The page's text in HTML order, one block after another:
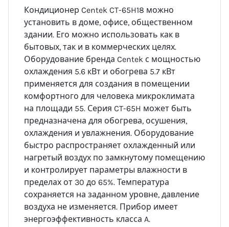
Кондиционер Centek CT-65H18 можно
установить в доме, офисе, общественном
здании. Его можно использовать как в
бытовых, так и в коммерческих целях.
Оборудование бренда Centek с мощностью
охлаждения 5.6 кВт и обогрева 5.7 кВт
применяется для создания в помещении
комфортного для человека микроклимата
на площади 55. Серия CT-65H может быть
предназначена для обогрева, осушения,
охлаждения и увлажнения. Оборудование
быстро распространяет охлажденный или
нагретый воздух по замкнутому помещению
и контролирует параметры влажности в
пределах от 30 до 65%. Температура
сохраняется на заданном уровне, давление
воздуха не изменяется. Прибор имеет
энергоэффективность класса A.